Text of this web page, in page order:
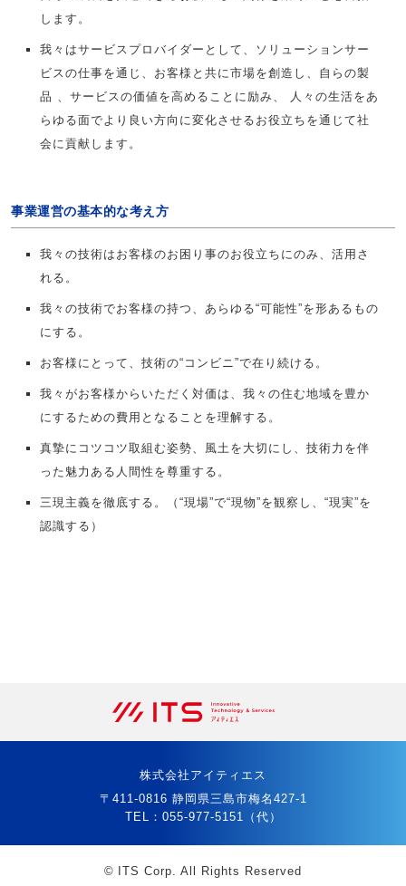
します。
我々はサービスプロバイダーとして、ソリューションサー
ビスの仕事を通じ、お客様と共に市場を創造し、自らの製
品 、サービスの価値を高めることに励み、 人々の生活をあ
らゆる面でより良い方向に変化させるお役立ちを通じて社
会に貢献します。
事業運営の基本的な考え方
我々の技術はお客様のお困り事のお役立ちにのみ、活用さ
れる。
我々の技術でお客様の持つ、あらゆる“可能性”を形あるもの
にする。
お客様にとって、技術の“コンビニ”で在り続ける。
我々がお客様からいただく対価は、我々の住む地域を豊か
にするための費用となることを理解する。
真摯にコツコツ取組む姿勢、風土を大切にし、技術力を伴
った魅力ある人間性を尊重する。
三現主義を徹底する。（“現場”で“現物”を観察し、“現実”を
認識する）
株式会社アイティエス
〒411-0816 静岡県三島市梅名427-1
TEL： 055-977-5151 （代）
© ITS Corp. All Rights Reserved